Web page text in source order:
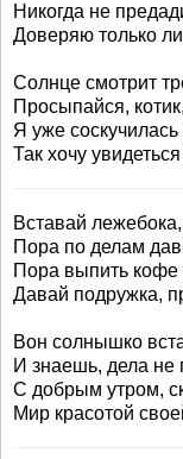
Никогда не
Доверяю только
Солнце смотрит
Просыпайся,
Я уже
Так хочу
Вставай
Пора по делам
Пора выпить кофе
Давай подружка,
Вон солнышко
И знаешь, дела не
С добрым утром,
Мир красотой